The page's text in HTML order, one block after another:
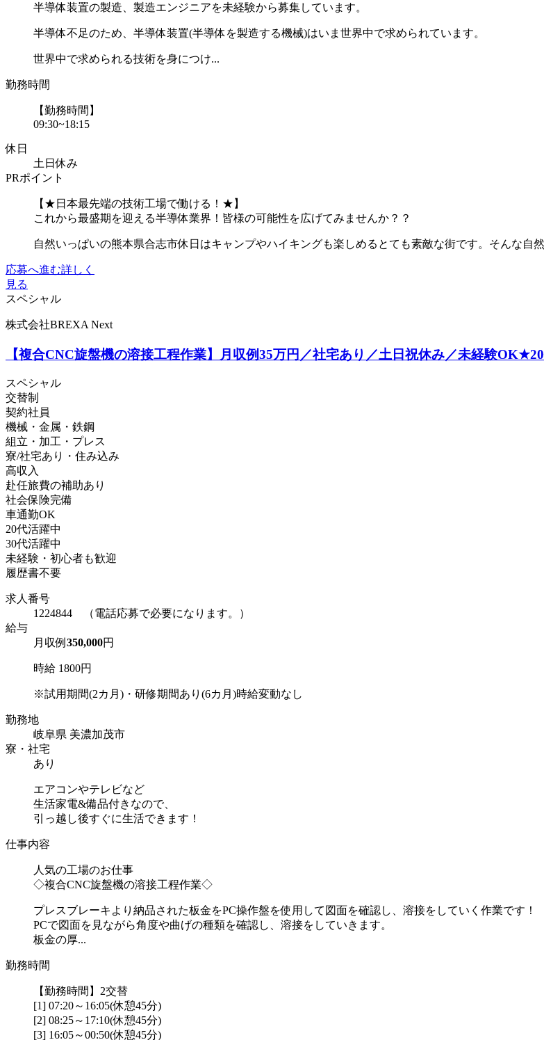
半導体装置の製造、製造エンジニアを未経験から募集しています。
半導体不足のため、半導体装置(半導体を製造する機械)はいま世界中で求められています。
世界中で求められる技術を身につけ...
勤務時間
【勤務時間】
09:30~18:15
休日
土日休み
PRポイント
【★日本最先端の技術工場で働ける！★】
これから最盛期を迎える半導体業界！皆様の可能性を広げてみませんか？？
自然いっぱいの熊本県合志市休日はキャンプやハイキングも楽しめるとても素敵な街です。そんな自
応募へ進む詳しく
見る
スペシャル
株式会社BREXA Next
【複合CNC旋盤機の溶接工程作業】月収例35万円／社宅あり／土日祝休み／未経験
スペシャル
交替制
契約社員
機械・金属・鉄鋼
組立・加工・プレス
寮/社宅あり・住み込み
高収入
赴任旅費の補助あり
社会保険完備
車通勤OK
20代活躍中
30代活躍中
未経験・初心者も歓迎
履歴書不要
求人番号
1224844 （電話応募で必要になります。）
給与
月収例 350,000円
時給 1800円
※試用期間(2カ月)・研修期間あり(6カ月)時給変動なし
勤務地
岐阜県 美濃加茂市
寮・社宅
あり
エアコンやテレビなど
生活家電&備品付きなので、
引っ越し後すぐに生活できます！
仕事内容
人気の工場のお仕事
◇複合CNC旋盤機の溶接工程作業◇
プレスブレーキより納品された板金をPC操作盤を使用して図面を確認し、溶接をしていく作業です！
PCで図面を見ながら角度や曲げの種類を確認し、溶接をしていきます。
板金の厚...
勤務時間
【勤務時間】2交替
[1] 07:20～16:05(休憩45分)
[2] 08:25～17:10(休憩45分)
[3] 16:05～00:50(休憩45分)